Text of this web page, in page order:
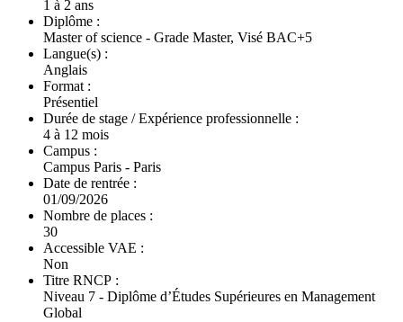
1 à 2 ans
Diplôme :
Master of science - Grade Master, Visé BAC+5
Langue(s) :
Anglais
Format :
Présentiel
Durée de stage / Expérience professionnelle :
4 à 12 mois
Campus :
Campus Paris - Paris
Date de rentrée :
01/09/2026
Nombre de places :
30
Accessible VAE :
Non
Titre RNCP :
Niveau 7 - Diplôme d’Études Supérieures en Management
Global